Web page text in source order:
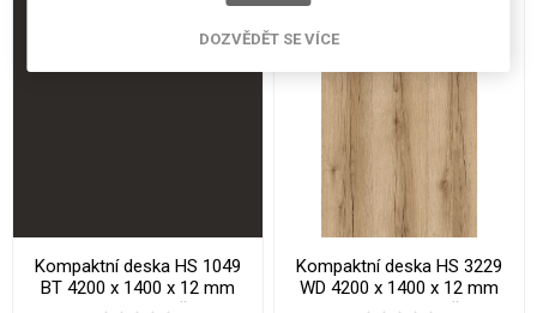
Kompaktní deska HS 1049
BT 4200 x 1400 x 12 mm
Kompaktní deska HS 3229
WD 4200 x 1400 x 12 mm
DOZVĚDĚT SE VÍCE